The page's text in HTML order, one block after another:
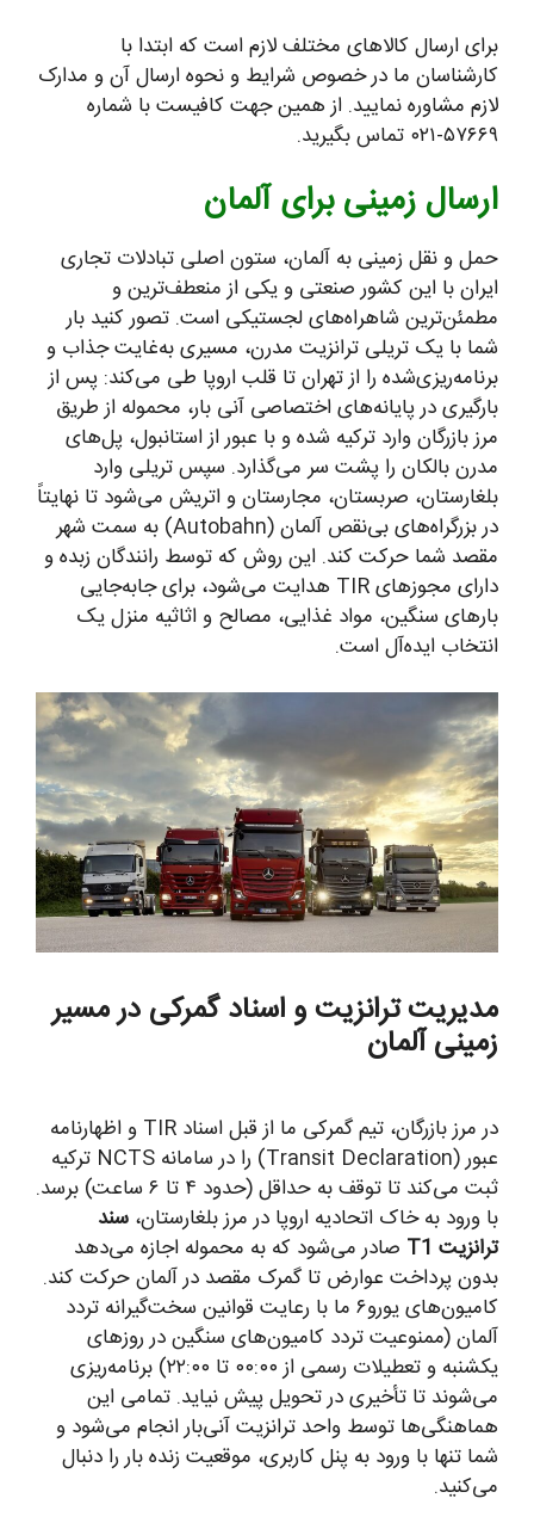
برای ارسال کالاهای مختلف لازم است که ابتدا با
کارشناسان ما در خصوص شرایط و نحوه ارسال آن و مدارک
لازم مشاوره نمایید. از همین جهت کافیست با شماره
۵۷۶۶۹-۰۲۱ تماس بگیرید.
ارسال زمینی برای آلمان
حمل و نقل زمینی به آلمان، ستون اصلی تبادلات تجاری
ایران با این کشور صنعتی و یکی از منعطف‌ترین و
مطمئن‌ترین شاهراه‌های لجستیکی است. تصور کنید بار
شما با یک تریلی ترانزیت مدرن، مسیری به‌غایت جذاب و
برنامه‌ریزی‌شده را از تهران تا قلب اروپا طی می‌کند: پس از
بارگیری در پایانه‌های اختصاصی آنی بار، محموله از طریق
مرز بازرگان وارد ترکیه شده و با عبور از استانبول، پل‌های
مدرن بالکان را پشت سر می‌گذارد. سپس تریلی وارد
بلغارستان، صربستان، مجارستان و اتریش می‌شود تا نهایتاً
در بزرگراه‌های بی‌نقص آلمان (Autobahn) به سمت شهر
مقصد شما حرکت کند. این روش که توسط رانندگان زبده و
دارای مجوزهای TIR هدایت می‌شود، برای جابه‌جایی
بارهای سنگین، مواد غذایی، مصالح و اثاثیه منزل یک
انتخاب ایده‌آل است.
مدیریت ترانزیت و اسناد گمرکی در مسیر
زمینی آلمان
در مرز بازرگان، تیم گمرکی ما از قبل اسناد TIR و اظهارنامه
عبور (Transit Declaration) را در سامانه NCTS ترکیه
ثبت می‌کند تا توقف به حداقل (حدود ۴ تا ۶ ساعت) برسد.
با ورود به خاک اتحادیه اروپا در مرز بلغارستان، سند
ترانزیت T1
صادر می‌شود که به محموله اجازه می‌دهد
بدون پرداخت عوارض تا گمرک مقصد در آلمان حرکت کند.
کامیون‌های یورو۶ ما با رعایت قوانین سخت‌گیرانه تردد
آلمان (ممنوعیت تردد کامیون‌های سنگین در روزهای
یکشنبه و تعطیلات رسمی از ۰۰:۰۰ تا ۲۲:۰۰) برنامه‌ریزی
می‌شوند تا تأخیری در تحویل پیش نیاید. تمامی این
هماهنگی‌ها توسط واحد ترانزیت آنی‌بار انجام می‌شود و
شما تنها با ورود به پنل کاربری، موقعیت زنده بار را دنبال
می‌کنید.